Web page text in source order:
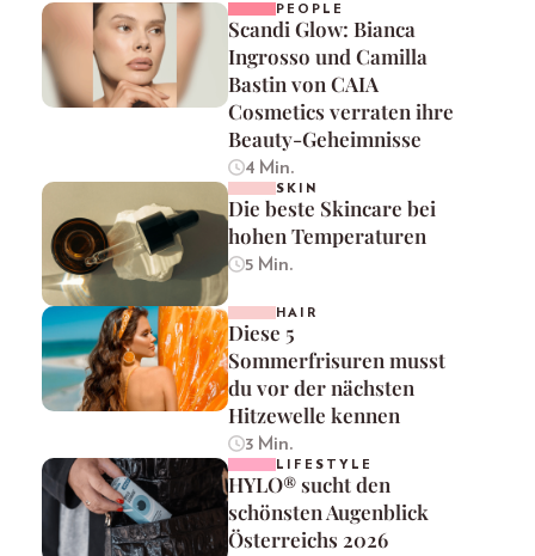
PEOPLE
Scandi Glow: Bianca
Ingrosso und Camilla
Bastin von CAIA
Cosmetics verraten ihre
Beauty-Geheimnisse
4 Min.
SKIN
Die beste Skincare bei
hohen Temperaturen
5 Min.
HAIR
Diese 5
Sommerfrisuren musst
du vor der nächsten
Hitzewelle kennen
3 Min.
LIFESTYLE
HYLO® sucht den
schönsten Augenblick
Österreichs 2026